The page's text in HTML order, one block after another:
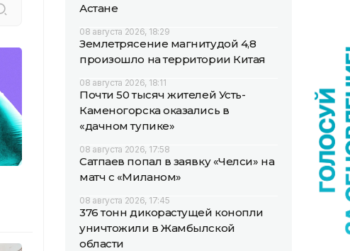
Астане
08 августа 2026, 18:29
Землетрясение магнитудой 4,8
произошло на территории Китая
08 августа 2026, 18:11
Почти 50 тысяч жителей Усть-
Каменогорска оказались в
«дачном тупике»
08 августа 2026, 17:58
Сатпаев попал в заявку «Челси» на
матч с «Миланом»
08 августа 2026, 17:45
376 тонн дикорастущей конопли
уничтожили в Жамбылской
области